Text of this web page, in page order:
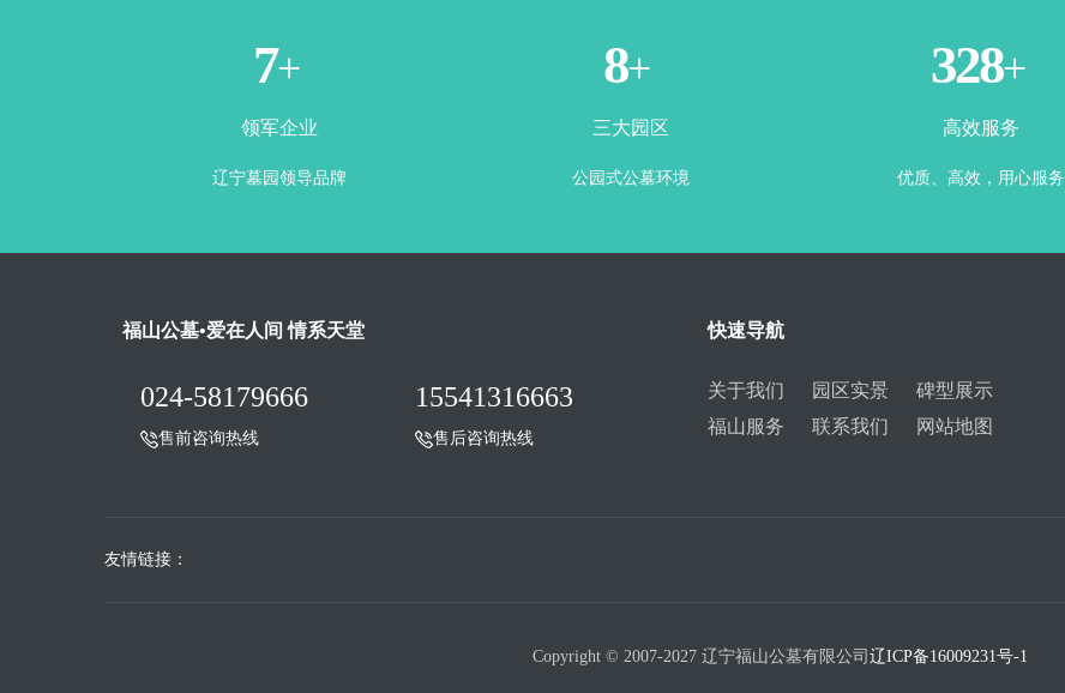
1+
领军企业
辽宁墓园领导品牌
3+
三大园区
公园式公墓环境
365+
高效服务
优质、高效，用心服务
福山公墓•爱在人间 情系天堂
024-58179666
售前咨询热线
15541316663
售后咨询热线
快速导航
关于我们 园区实景
碑型展示
福山服务
联系我们 网站地图
友情链接：
Copyright © 2007-2027 辽宁福山公墓有限公司 辽ICP备16009231号-1